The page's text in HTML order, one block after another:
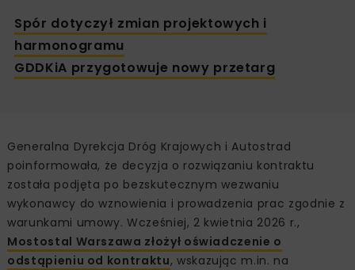
Spór dotyczył zmian projektowych i
harmonogramu
GDDKiA przygotowuje nowy przetarg
Generalna Dyrekcja Dróg Krajowych i Autostrad
poinformowała, że decyzja o rozwiązaniu kontraktu
została podjęta po bezskutecznym wezwaniu
wykonawcy do wznowienia i prowadzenia prac zgodnie z
warunkami umowy. Wcześniej, 2 kwietnia 2026 r.,
Mostostal Warszawa złożył oświadczenie o
odstąpieniu od kontraktu, wskazując m.in. na